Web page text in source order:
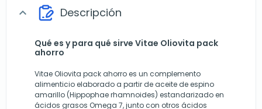
expand_more Descripción
Qué es y para qué sirve Vitae Oliovita pack
ahorro
Vitae Oliovita pack ahorro es un complemento
alimenticio elaborado a partir de aceite de espino
amarillo (Hippophae rhamnoides) estandarizado en
ácidos grasos Omega 7, junto con otros ácidos